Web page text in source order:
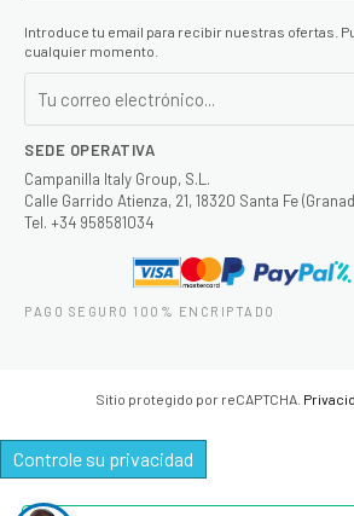
Introduce tu email para recibir nuestras ofertas.
cualquier momento.
SEDE OPERATIVA
Campanilla Italy Group, S.L.
Calle Garrido Atienza, 21, 18320 Santa Fe
Tel. +34 958581034
PAGO SEGURO 100% ENCRIPTADO
Sitio protegido por reCAPTCHA.
Controle su privacidad